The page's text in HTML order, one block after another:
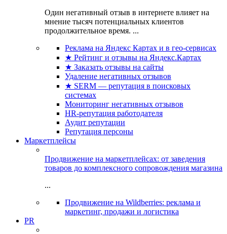
Один негативный отзыв в интернете влияет на
мнение тысяч потенциальных клиентов
продолжительное время. ...
Реклама на Яндекс Картах и в гео-сервисах
★ Рейтинг и отзывы на Яндекс.Картах
★ Заказать отзывы на сайты
Удаление негативных отзывов
★ SERM — репутация в поисковых
системах
Мониторинг негативных отзывов
HR-репутация работодателя
Аудит репутации
Репутация персоны
Маркетплейсы
Продвижение на маркетплейсах: от заведения
товаров до комплексного сопровождения магазина
...
Продвижение на Wildberries: реклама и
маркетинг, продажи и логистика
PR